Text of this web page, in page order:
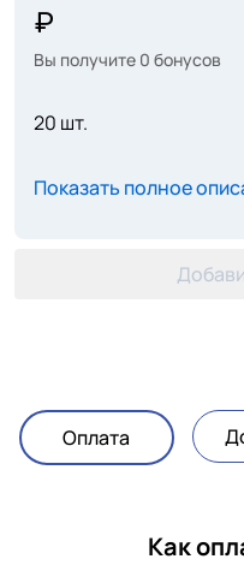
Вы получите 0 бонусов
20 шт.
Показать полное
Оплата
Как